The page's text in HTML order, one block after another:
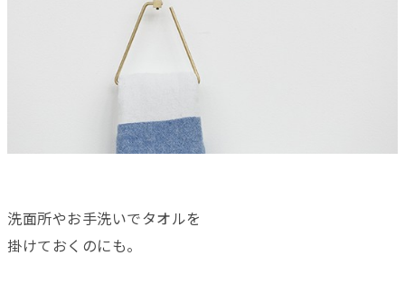
洗面所やお手洗いでタオルを
掛けておくのにも。